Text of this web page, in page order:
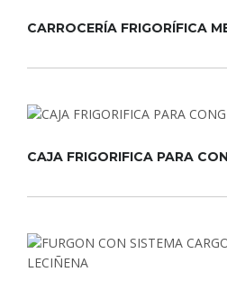
CARROCERÍA FRIGORÍFICA
CAJA FRIGORIFICA PARA